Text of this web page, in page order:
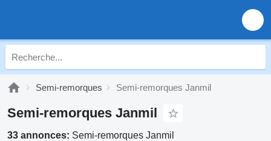
Semi-remorques Semi-remorques Janmil
Semi-remorques Janmil
33 annonces: Semi-remorques Janmil